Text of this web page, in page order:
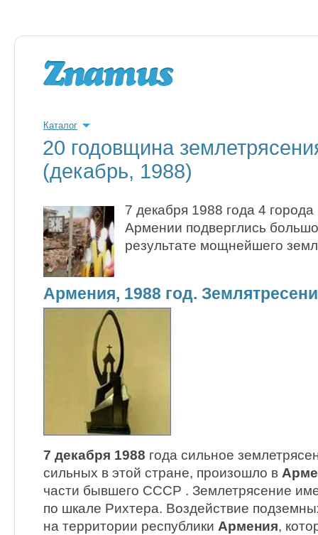
Каталог
20 годовщина
(декабрь, 1988)
7 декабря 1988 года 4
Армении подверглись
результате мощнейшего
Армения, 1988 год.
7 декабря 1988 года сильное
сильных в этой стране, произошло в
части бывшего СССР . Землетрясение
по шкале Рихтера. Воздействие
на территории республики Армения,